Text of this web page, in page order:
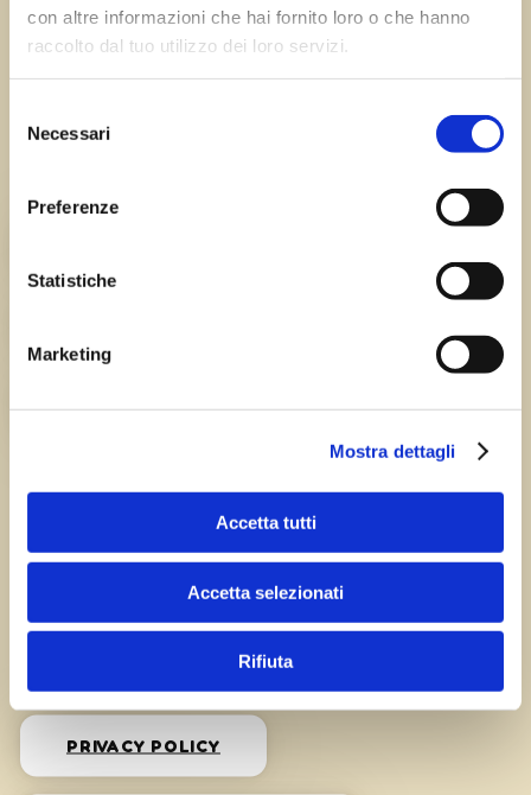
con altre informazioni che hai fornito loro o che hanno
raccolto dal tuo utilizzo dei loro servizi.
delNecessari
Preferenze
Statistiche
Marketing
Mostra dettagli
Accetta tutti
Accetta selezionati
Rifiuta
Sagre FVG
Tutte le sagre in Friuli Venezia Giulia.
CAREERS
PRIVACY POLICY